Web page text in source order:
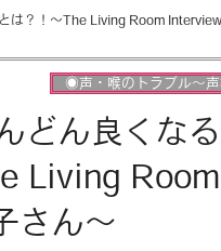
は？！〜The Living Room
◉声・喉のトラブル〜声
どん良くな
Living Room
さん〜